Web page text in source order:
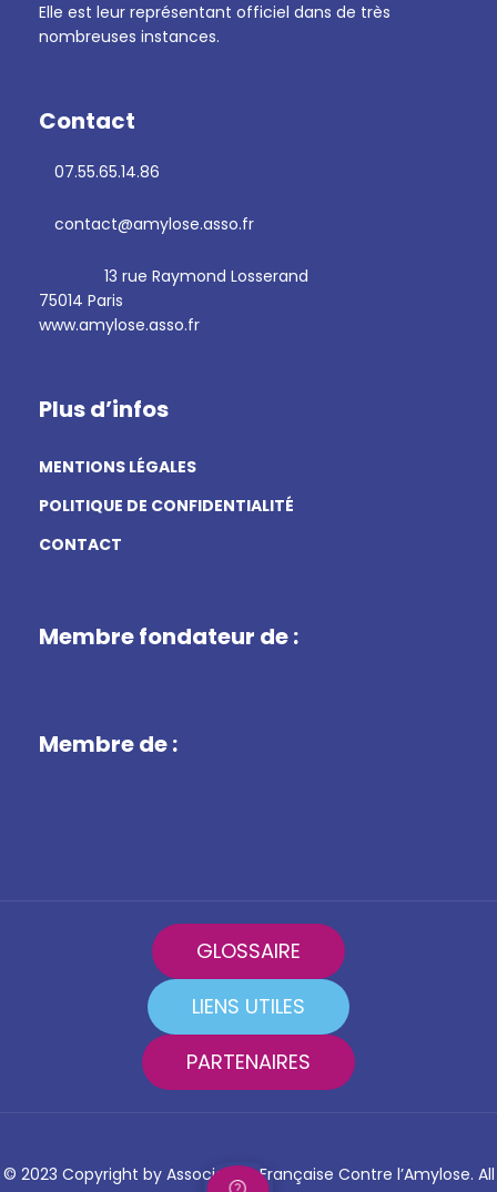
Elle est leur représentant officiel dans de très
nombreuses instances.
Contact
07.55.65.14.86
contact@amylose.asso.fr
13 rue Raymond Losserand
75014 Paris
www.amylose.asso.fr
Plus d’infos
MENTIONS LÉGALES
POLITIQUE DE CONFIDENTIALITÉ
CONTACT
Membre fondateur de :
Membre de :
GLOSSAIRE
LIENS UTILES
PARTENAIRES
© 2023 Copyright by Association Française Contre l’Amylose. All